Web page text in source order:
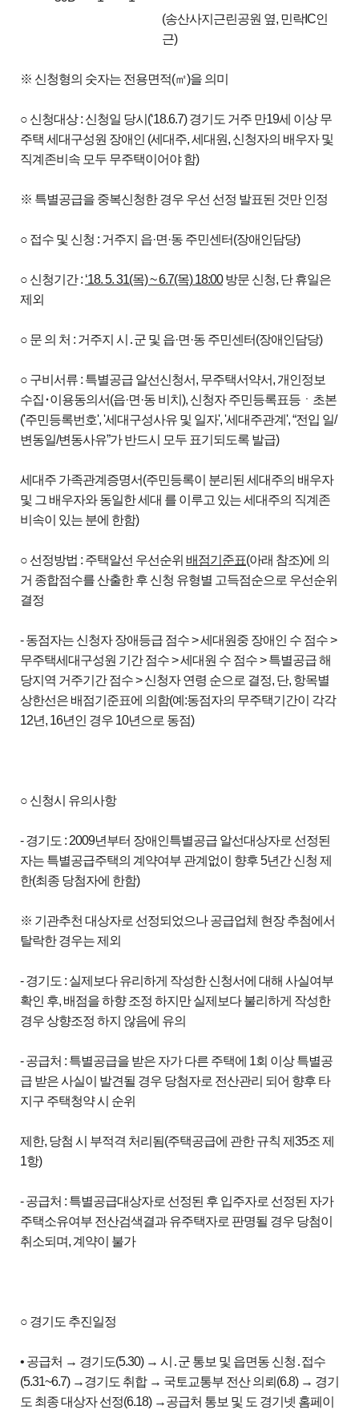
(송산사지근린공원 옆, 민락IC인
근)
※ 신청형의 숫자는 전용면적(㎡)을 의미
○ 신청대상 : 신청일 당시(‘18.6.7) 경기도 거주 만19세 이상 무
주택 세대구성원 장애인 (세대주, 세대원, 신청자의 배우자 및
직계존비속 모두 무주택이어야 함)
※ 특별공급을 중복신청한 경우 우선 선정 발표된 것만 인정
○ 접수 및 신청 : 거주지 읍·면·동 주민센터(장애인담당)
○ 신청기간 : ‘18. 5. 31(목) ~ 6.7(목)18:00방문 신청, 단 휴일은
제외
○ 문 의 처 : 거주지 시․군 및 읍·면·동 주민센터(장애인담당)
○ 구비서류 : 특별공급 알선신청서, 무주택서약서, 개인정보
수집･이용동의서(읍·면·동 비치), 신청자 주민등록표등ㆍ초본
('주민등록번호', '세대구성사유 및 일자', '세대주관계', “전입 일/
변동일/변동사유”가 반드시 모두 표기되도록 발급)
세대주 가족관계증명서(주민등록이 분리된 세대주의 배우자
및 그 배우자와 동일한 세대 를 이루고 있는 세대주의 직계존
비속이 있는 분에 한함)
○ 선정방법 : 주택알선 우선순위 배점기준표(아래 참조)에 의
거 종합점수를 산출한 후 신청 유형별 고득점순으로 우선순위
결정
- 동점자는 신청자 장애등급 점수 > 세대원중 장애인 수 점수 >
무주택세대구성원 기간 점수 > 세대원 수 점수 > 특별공급 해
당지역 거주기간 점수 > 신청자 연령 순으로 결정, 단, 항목별
상한선은 배점기준표에 의함(예:동점자의 무주택기간이 각각
12년, 16년인 경우 10년으로 동점)
○ 신청시 유의사항
- 경기도 : 2009년부터 장애인특별공급 알선대상자로 선정된
자는 특별공급주택의 계약여부 관계없이 향후 5년간 신청 제
한(최종 당첨자에 한함)
※ 기관추천 대상자로 선정되었으나 공급업체 현장 추첨에서
탈락한 경우는 제외
- 경기도 : 실제보다 유리하게 작성한 신청서에 대해 사실여부
확인 후, 배점을 하향 조정 하지만 실제보다 불리하게 작성한
경우 상향조정 하지 않음에 유의
- 공급처 : 특별공급을 받은 자가 다른 주택에 1회 이상 특별공
급 받은 사실이 발견될 경우 당첨자로 전산관리 되어 향후 타
지구 주택청약 시 순위
제한, 당첨 시 부적격 처리됨(주택공급에 관한 규칙 제35조 제
1항)
- 공급처 : 특별공급대상자로 선정된 후 입주자로 선정된 자가
주택소유여부 전산검색결과 유주택자로 판명될 경우 당첨이
취소되며, 계약이 불가
○ 경기도 추진일정
• 공급처 → 경기도(5.30) → 시․군 통보 및 읍면동 신청․접수
(5.31~6.7) →경기도 취합 → 국토교통부 전산 의뢰(6.8) → 경기
도 최종 대상자 선정(6.18) →공급처 통보 및 도 경기넷 홈페이